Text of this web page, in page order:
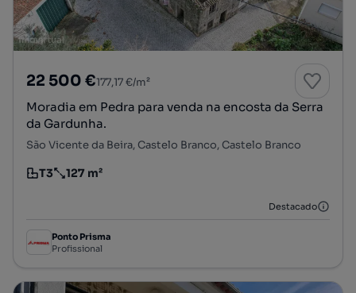
22 500 €177,17 €/m²
Moradia em Pedra para venda na encosta da Serra
da Gardunha.
São Vicente da Beira, Castelo Branco, Castelo Branco
Tipologia
T3
Preço por metro quadrado
127 m²
Destacado
Ponto Prisma
Profissional